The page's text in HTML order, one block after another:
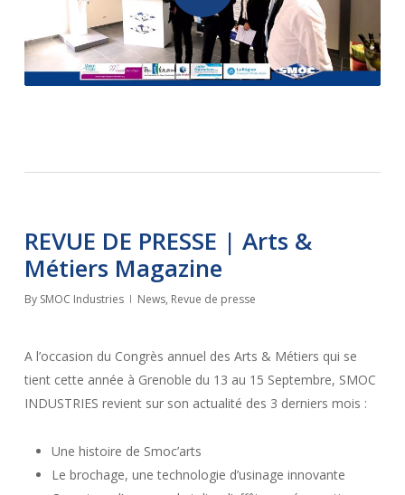
REVUE DE PRESSE | Arts &
Métiers Magazine
By SMOC Industries News, Revue de presse
A l’occasion du Congrès annuel des Arts & Métiers qui se
tient cette année à Grenoble du 13 au 15 Septembre, SMOC
INDUSTRIES revient sur son actualité des 3 derniers mois :
Une histoire de Smoc’arts
Le brochage, une technologie d’usinage innovante